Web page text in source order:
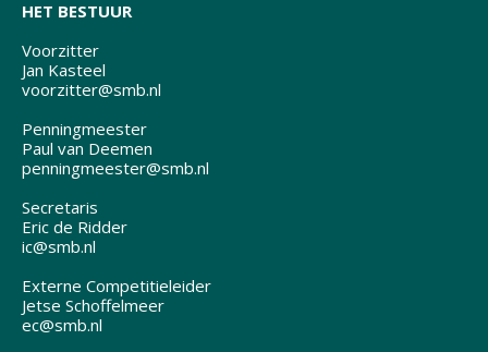
HET BESTUUR
Voorzitter
Jan Kasteel
voorzitter@smb.nl
Penningmeester
Paul van Deemen
penningmeester@smb.nl
Secretaris
Eric de Ridder
ic@smb.nl
Externe Competitieleider
Jetse Schoffelmeer
ec@smb.nl